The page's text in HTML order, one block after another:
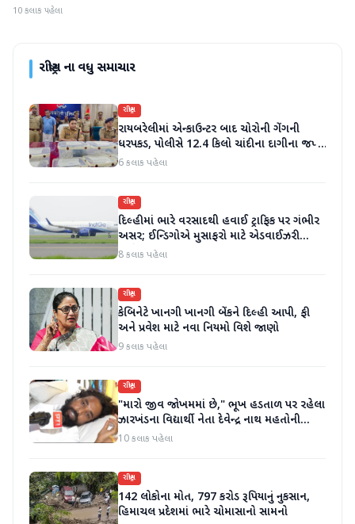
10 કલાક પહેલા
રાષ્ટ્રીયના વધુ સમાચાર
રાષ્ટ્રીય
રાયબરેલીમાં એન્કાઉન્ટર બાદ ચોરોની ગેંગની
ધરપકડ, પોલીસે 12.4 કિલો ચાંદીના દાગીના જપ્ત
કર્યા
6 કલાક પહેલા
રાષ્ટ્રીય
દિલ્હીમાં ભારે વરસાદથી હવાઈ ટ્રાફિક પર ગંભીર
અસર; ઈન્ડિગોએ મુસાફરો માટે એડવાઈઝરી
જાહેર કરી
8 કલાક પહેલા
રાષ્ટ્રીય
કેબિનેટે ખાનગી ખાનગી બેંકને દિલ્હી આપી, ફી
અને પ્રવેશ માટે નવા નિયમો વિશે જાણો
9 કલાક પહેલા
રાષ્ટ્રીય
"મારો જીવ જોખમમાં છે," ભૂખ હડતાળ પર રહેલા
ઝારખંડના વિદ્યાર્થી નેતા દેવેન્દ્ર નાથ મહતોની
તબિયત ખરાબ
10 કલાક પહેલા
રાષ્ટ્રીય
142 લોકોના મોત, 797 કરોડ રૂપિયાનું નુકસાન,
હિમાચલ પ્રદેશમાં ભારે ચોમાસાનો સામનો